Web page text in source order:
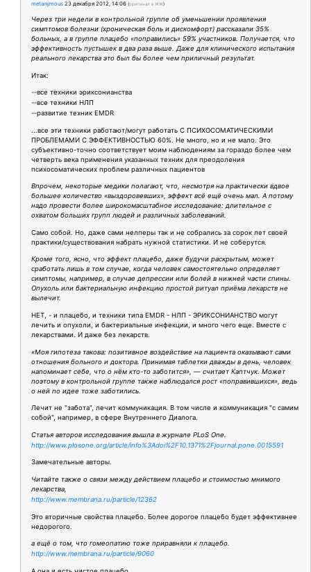
metanymous 23 декабря 2012, 14:06 (оригинал в ЖЖ)
Через три недели в контрольной группе об уменьшении проявления
симптомов болезни (хроническая боль и дискомфорт) рассказали 35%
больных, а в группе плацебо «поправились» 59% участников. Получается, что
эффективность пустышек в два раза выше. Даже для клинического испытания
реального лекарства это был бы более чем приличный результат.
Итак:
--все техники эриксонианства
--все техники НЛП
--развитие техник EMDR
...все эти техники работают/могут работать С ПСИХОСОМАТИЧЕСКИМИ
ПРОБЛЕМАМИ С ЭФФЕКТИВНОСТЬЮ 60%. Не много, но и не мало. Это
субъективно-точно соответствует моим наблюдениям за гораздо более чем
четверть века применения указанных техник для преодоления
психосоматических проблем различных пациентов
Впрочем, некоторые медики полагают, что, несмотря на практически вдвое
большее количество «выздоровевших», эффект всё ещё очень мал. А потому
надо провести более широкомасштабное исследование: длительное с
охватом больших групп людей и различных заболеваний.
Само собой. Но, даже сами нелперы так и не собрались за сорок лет своей
практики/существования набрать нужной статистики. И не соберутся.
Кроме того, ясно, что эффект плацебо, даже будучи раскрытым, может
сработать лишь в том случае, когда человек самостоятельно определяет
симптомы, например, в случае депрессии или болей в нижней части спины.
Опухоль или бактериальную инфекцию простой ритуал приёма лекарств не
вылечит.
НЕТ, - и плацебо, и техники типа EMDR - НЛП - ЭРИКСОНИАНСТВО могут
лечить и опухоли, и бактериальные инфекции, и много чего еще. Вместе с
лекарствами. И даже без лекарств.
«Моя гипотеза такова: позитивное воздействие на пациента оказывают сами
отношения больного и доктора. Принимая таблетки дважды в день, человек
напоминает себе, что о нём кто-то заботится», — считает Каптчук. Может
поэтому в контрольной группе также наблюдался рост «поправившихся», ведь
о ней по идее тоже заботились.
Лечит не "забота", лечит коммуникация. В том числе и коммуникация "с самим
собой", например, в сфере Внутреннего Диалога.
Статья авторов исследования вышла в журнале PLoS One.
http://www.plosone.org/article/info%3Adoi%2F10.1371%2Fjournal.pone.0015591
Замечательные авторы.
Читайте также о связи между действием плацебо и стоимостью мнимого
лекарства,
http://www.membrana.ru/particle/12362
Это вторичные свойства плацебо. Более дорогое плацебо будет эффективнее
недорогого.
а ещё о том, что гомеопатию тоже приравняли к плацебо.
http://www.membrana.ru/particle/9060